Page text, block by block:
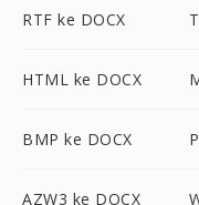
RTF ke DOCX
HTML ke DOCX
BMP ke DOCX
AZW3 ke DOCX